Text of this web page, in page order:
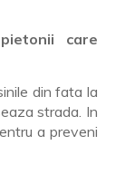
care
din fata la
strada. In
a preveni